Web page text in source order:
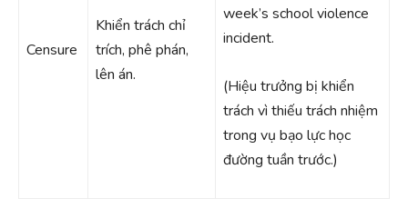
Censure
Khiển trách chỉ
trích, phê phán,
lên án.
week’s school violence
incident.
(Hiệu trưởng bị khiển
trách vì thiếu trách nhiệm
trong vụ bạo lực học
đường tuần trước.)